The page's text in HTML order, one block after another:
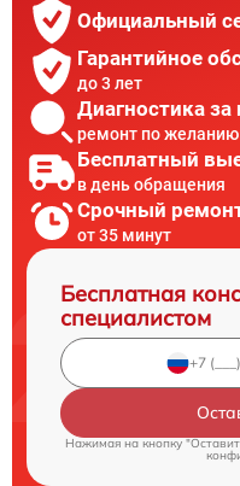
Официальный
Гарантийное
до 3 лет
Диагностика за
ремонт по желанию
Бесплатный
в день обращения
Срочный
от 35 минут
Бесплатная
специалистом
Нажимая на кнопку